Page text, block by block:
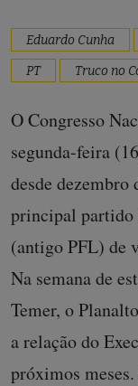
Eduardo Cunha
PT
Truco no
O Congresso
segunda-feira
desde dezembro
principal partido
(antigo PFL) de
Na semana de
Temer, o
a relação do
próximos